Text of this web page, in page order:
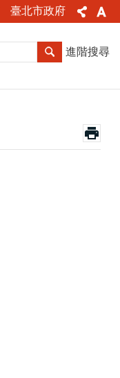
臺北市政府
進階搜尋